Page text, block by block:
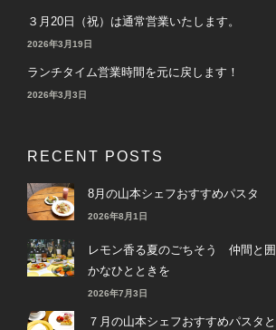
３月20日（祝）は通常営業いたします。
2026年3月19日
ランチタイム営業時間を元に戻します！
2026年3月3日
RECENT POSTS
8月の山本シェフおすすめパスタ
2026年8月1日
レモン香る夏のごちそう 仲間と
かなひとときを
2026年7月3日
７月の山本シェフおすすめパスタ